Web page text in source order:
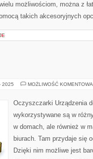
możliwościom, można z
takich akcesoryjnych
2025 MOŻLIWOŚĆ
Oczyszczarki Urządzenia
wykorzystywane są w
w domach, ale również w
biurach. Tam przydaje się
Dzięki nim możliwe jest